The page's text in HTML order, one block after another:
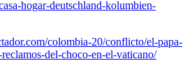
hogar-deutschland-kolumbien-
colombia-20/conflicto/el-papa-
del-choco-en-el-vaticano/